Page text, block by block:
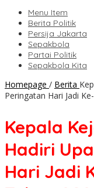
Menu Item
Berita Politik
Persija Jakarta
Sepakbola
Partai Politik
Sepakbola Kita
Homepage / Berita
Peringatan Hari Jadi
Kepala
Hadiri
Hari Jadi